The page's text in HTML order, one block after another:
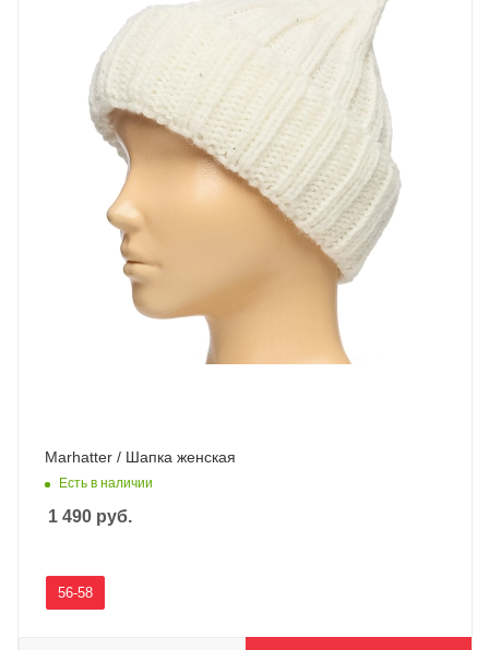
Marhatter / Шапка женская
Есть в наличии
1 490 руб.
56-58